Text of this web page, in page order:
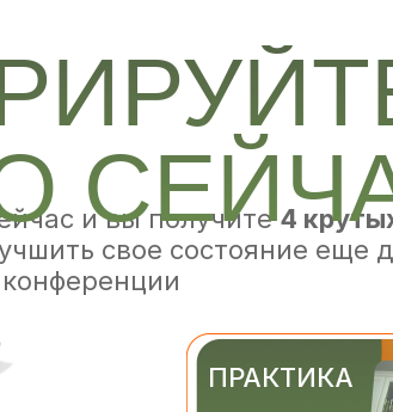
и вы получите4
свое состояние еще
конференции
ПРАКТИКА